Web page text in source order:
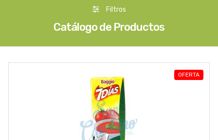
Filtros
Catálogo de Productos
OFERTA